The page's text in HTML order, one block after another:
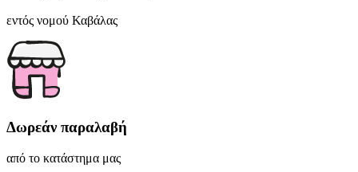
εντός νομού Καβάλας
Δωρεάν παραλαβή
από το κατάστημα μας